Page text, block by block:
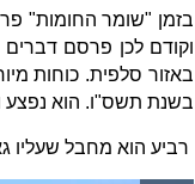
בזמן "שומר החומות"
וקודם לכן פרסם
באזור סלפית. כוחות
בשנת תשס"ו. הוא נפצע
רביע הוא מחבל שעליו